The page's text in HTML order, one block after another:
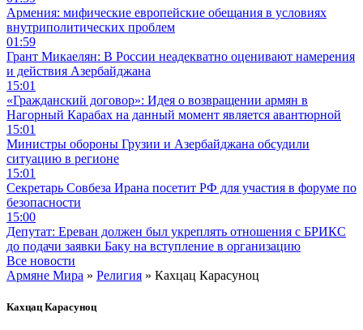
Армения: мифические европейские обещания в условиях
внутриполитических проблем
01:59
Грант Микаелян: В России неадекватно оценивают намерения
и действия Азербайджана
15:01
«Гражданский договор»: Идея о возвращении армян в
Нагорный Карабах на данный момент является авантюрной
15:01
Министры обороны Грузии и Азербайджана обсудили
ситуацию в регионе
15:01
Секретарь Совбеза Ирана посетит РФ для участия в форуме по
безопасности
15:00
Депутат: Ереван должен был укреплять отношения с БРИКС
до подачи заявки Баку на вступление в организацию
Все новости
Армяне Мира » Религия » Кахцац Карасуноц
Кахцац Карасуноц